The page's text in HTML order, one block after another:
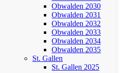
Obwalden 2030
Obwalden 2031
Obwalden 2032
Obwalden 2033
Obwalden 2034
Obwalden 2035
St. Gallen
St. Gallen 2025